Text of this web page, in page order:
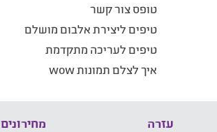
טופס צור קשר
טיפים ליצירת אלבום מושלם
טיפים לעריכה מתקדמת
איך לצלם תמונות wow
עזרה מחירונים